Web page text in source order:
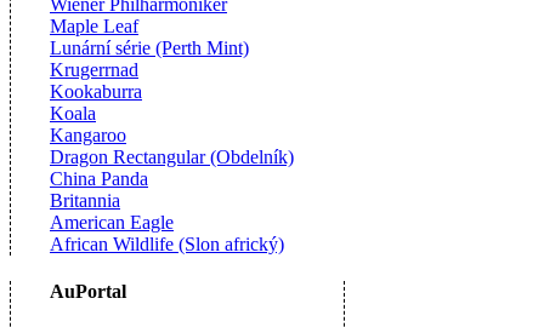
Wiener Philharmoniker
Maple Leaf
Lunární série (Perth Mint)
Krugerrnad
Kookaburra
Koala
Kangaroo
Dragon Rectangular (Obdelník)
China Panda
Britannia
American Eagle
African Wildlife (Slon africký)
AuPortal